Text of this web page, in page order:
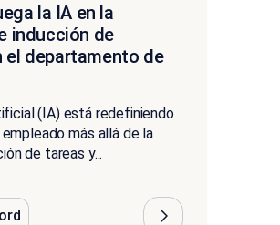
la IA en la
inducción de
el departamento de
(IA) está redefiniendo
más allá de la
de tareas y...